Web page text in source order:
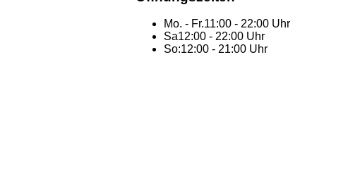
Mo. - Fr.11:00 - 22:00 Uhr
Sa12:00 - 22:00 Uhr
So:12:00 - 21:00 Uhr